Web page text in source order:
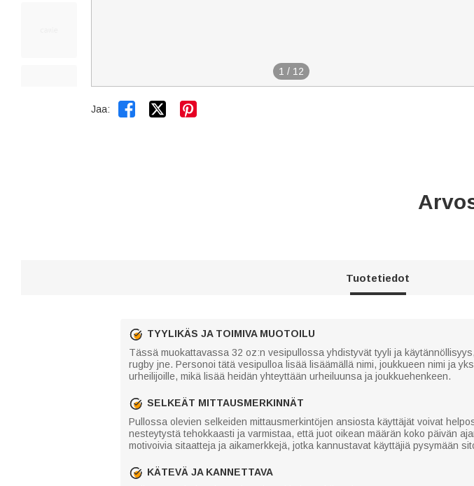
1 / 12
Jaa:  
Tuotetiedot
TYYLIKÄS JA TOIMIVA MUOTOILU
Tässä muokattavassa 32 oz:n vesipullossa yhdistyvät tyyli ja
rugby jne. Personoi tätä vesipulloa lisää lisäämällä nimi, joukkueen nimi ja
urheilijoille, mikä lisää heidän yhteyttään urheiluunsa ja joukkuehenkeen.
SELKEÄT MITTAUSMERKINNÄT
Pullossa olevien selkeiden mittausmerkintöjen ansiosta käyttäjät voivat
nesteytystä tehokkaasti ja varmistaa, että juot oikean määrän koko päivän
motivoivia sitaatteja ja aikamerkkejä, jotka kannustavat käyttäjiä pysymään
KÄTEVÄ JA KANNETTAVA